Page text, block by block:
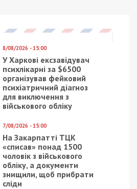
8/08/2026 - 15:00
У Харкові ексзавідувач
психлікарні за $6500
організував фейковий
психіатричний діагноз
для виключення з
військового обліку
7/08/2026 - 15:00
На Закарпатті ТЦК
«списав» понад 1500
чоловік з військового
обліку, а документи
знищили, щоб прибрати
сліди